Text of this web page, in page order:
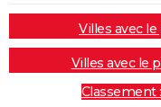
Villes avec
Villes avec le
Classement